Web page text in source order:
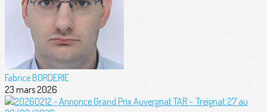
Fabrice BORDERIE
23 mars 2026